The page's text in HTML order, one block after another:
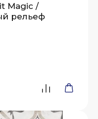
Magic /
рельеф